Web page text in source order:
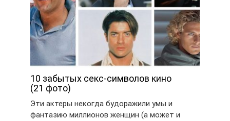
10 забытых секс-символов кино
(21 фото)
Эти актеры некогда будоражили умы и
фантазию миллионов женщин (а может и